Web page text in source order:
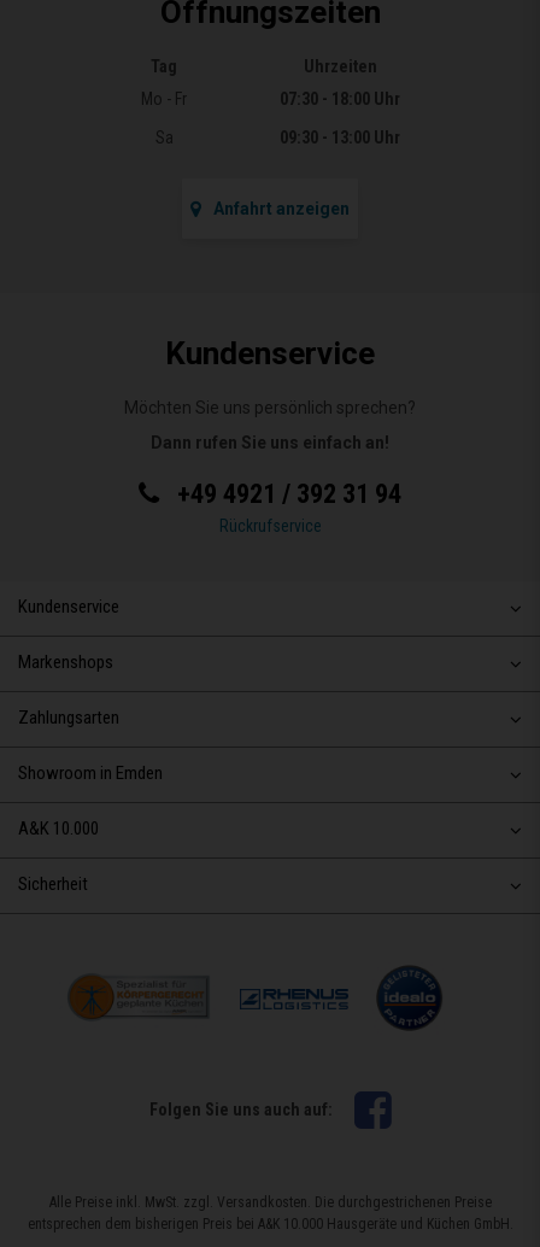
Öffnungszeiten
Öffnungszeiten
Tag
Uhrzeiten
Mo - Fr
07:30 - 18:00 Uhr
Sa
09:30 - 13:00 Uhr
Anfahrt anzeigen
Kundenservice
Möchten Sie uns persönlich sprechen?
Dann rufen Sie uns einfach an!
+49 4921 / 392 31 94
Rückrufservice
Kundenservice
Markenshops
Zahlungsarten
Showroom in Emden
A&K 10.000
Sicherheit
Folgen Sie uns auch auf:
Alle Preise inkl. MwSt. zzgl. Versandkosten. Die durchgestrichenen Preise
entsprechen dem bisherigen Preis bei A&K 10.000 Hausgeräte und Küchen GmbH.